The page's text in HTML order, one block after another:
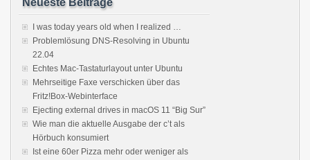
Neueste Beiträge
I was today years old when I realized …
Problemlösung DNS-Resolving in Ubuntu
22.04
Echtes Mac-Tastaturlayout unter Ubuntu
Mehrseitige Faxe verschicken über das
Fritz!Box-Webinterface
Ejecting external drives in macOS 11 “Big Sur”
Wie man die aktuelle Ausgabe der c’t als
Hörbuch konsumiert
Ist eine 60er Pizza mehr oder weniger als